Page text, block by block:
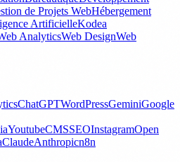
de Projets WebHébergement
ArtificielleKodea
AnalyticsWeb DesignWeb
ChatGPTWordPressGeminiGoogle
YoutubeCMSSEOInstagramOpen
ClaudeAnthropicn8n